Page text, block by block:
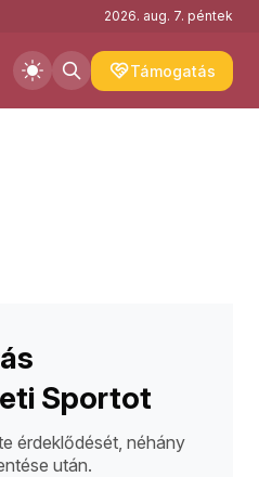
2026. aug. 7. péntek
Támogatás
Sportot
érdeklődését, néhány
után.